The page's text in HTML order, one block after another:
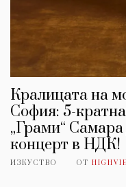
Кралицата на
София: 5-
„Грами“
концерт в НДК!
ИЗКУСТВО ОТ